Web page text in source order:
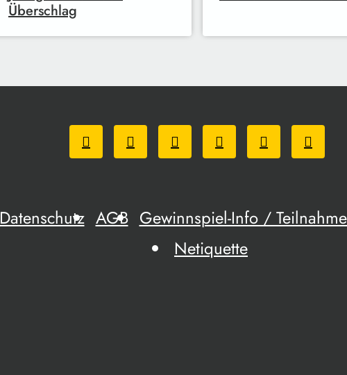
Überschlag
Datenschutz AGB Gewinnspiel-Info /
Netiquette